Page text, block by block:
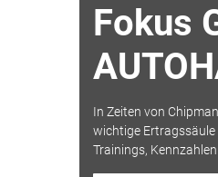
Fokus
In Zeiten von
wichtige Ertragssäule
Trainings,